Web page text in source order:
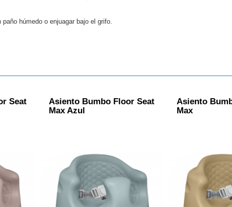
húmedo o enjuagar bajo el grifo.
Seat
Asiento Bumbo Floor Seat
Max Azul
Asiento
Max